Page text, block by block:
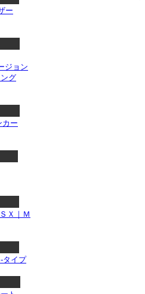
ー
ジョン
グ
カー
Ｘ｜Ｍ
-タイプ